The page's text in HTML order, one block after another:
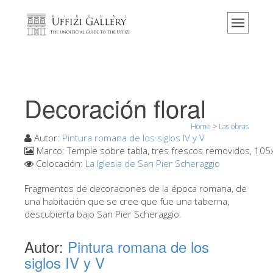
Home
Eventos y exposiciones
Los comentarios de los visitantes
Contáctenos
Reserve ahora
Visita virtual
Las obras
Las salas
Decoración floral
Home > Las obras
Autor: Pintura romana de los siglos IV y V
Marco:Temple sobre tabla, tres frescos removidos,
Colocación: La Iglesia de San Pier Scheraggio
Fragmentos de decoraciones de la época romana, de
una habitación que se cree que fue una taberna,
descubierta bajo San Pier Scheraggio.
Autor: Pintura romana de los
siglos IV y V